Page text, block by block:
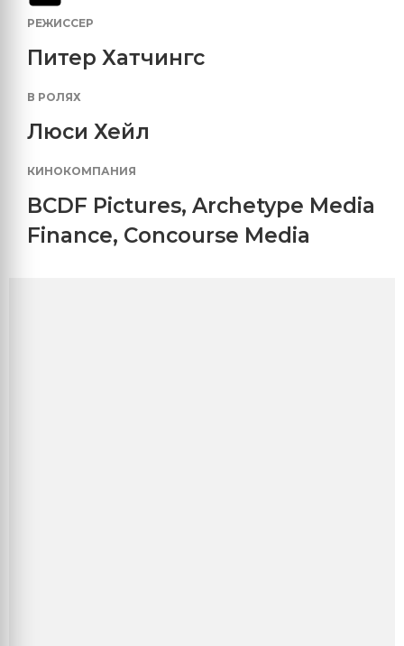
РЕЖИССЕР
Питер Хатчингс
В РОЛЯХ
Люси Хейл
КИНОКОМПАНИЯ
BCDF Pictures, Archetype Media
Finance, Concourse Media